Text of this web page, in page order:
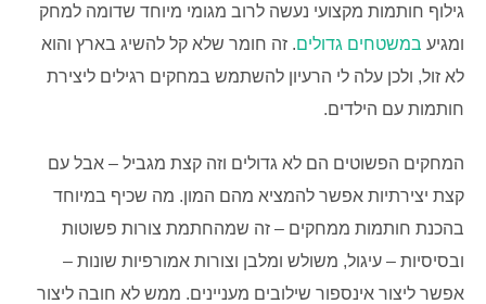
גילוף חותמות מקצועי נעשה לרוב מגומי מיוחד שדומה למחק
ומגיע במשטחים גדולים. זה חומר שלא קל להשיג בארץ והוא
לא זול, ולכן עלה לי הרעיון להשתמש במחקים רגילים ליצירת
חותמות עם הילדים.
המחקים הפשוטים הם לא גדולים וזה קצת מגביל – אבל עם
קצת יצירתיות אפשר להמציא מהם המון. מה שכיף במיוחד
בהכנת חותמות ממחקים – זה שמהחתמת צורות פשוטות
ובסיסיות – עיגול, משולש ומלבן וצורות אמורפיות שונות –
אפשר ליצור אינספור שילובים מעניינים. ממש לא חובה ליצור